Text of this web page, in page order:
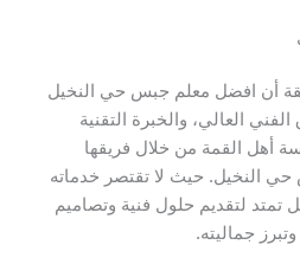
أن افضل معلم جبس حي النخيل
العالي، والخبرة التقنية
أهل القمة من خلال فريقها
النخيل. حيث لا تقتصر خدماته
تمتد لتقديم حلول فنية وتصاميم
جماليته.